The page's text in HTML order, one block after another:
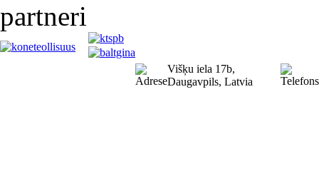
partneri
Višķu iela 17b,
Daugavpils, Latvia